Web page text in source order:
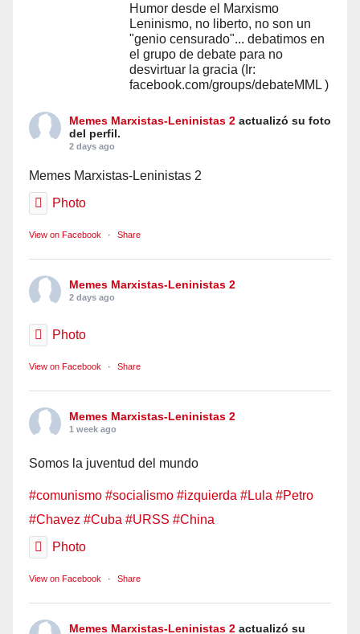
Humor desde el Marxismo
Leninismo, no liberto, no son un
"genio censurado"... debatimos en
el grupo de debate para no
desvirtuar la gracia (Ir:
facebook.com/groups/debateMML )
Memes Marxistas-Leninistas 2 actualizó su foto
del perfil.
2 days ago
Memes Marxistas-Leninistas 2
Photo
View on Facebook · Share
Memes Marxistas-Leninistas 2
2 days ago
Photo
View on Facebook · Share
Memes Marxistas-Leninistas 2
1 week ago
Somos la juventud del mundo
#comunismo #socialismo #izquierda #Lula #Petro
#Chavez #Cuba #URSS #China
Photo
View on Facebook · Share
Memes Marxistas-Leninistas 2 actualizó su